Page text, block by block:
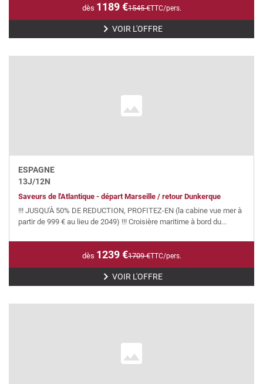
dès 1189€1545€TTC/pers.
VOIR L'OFFRE
ESPAGNE
13J/12N
Saveurs de l'Atlantique - départ Marseille / retour Dunkerque
!!! JUSQU'À 50% DE REDUCTION, PROFITEZ-EN (la cabine vue mer à
partir de 999 € au lieu de 2049) !!! Croisière maritime à bord du...
dès 1239€1709€TTC/pers.
VOIR L'OFFRE